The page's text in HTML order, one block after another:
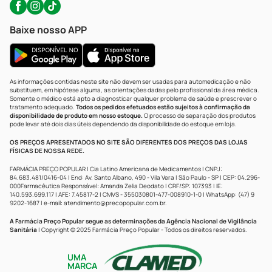
Baixe nosso APP
As informações contidas neste site não devem ser usadas para automedicação e não
substituem, em hipótese alguma, as orientações dadas pelo profissional da área médica.
Somente o médico está apto a diagnosticar qualquer problema de saúde e prescrever o
tratamento adequado. Todos os pedidos efetuados estão sujeitos à confirmação da
disponibilidade de produto em nosso estoque.O processo de separação dos produtos
pode levar até dois dias úteis dependendo da disponibilidade do estoque em loja.
OS PREÇOS APRESENTADOS NO SITE SÃO DIFERENTES DOS PREÇOS DAS LOJAS
FÍSICAS DE NOSSA REDE.
FARMÁCIA PREÇO POPULAR | Cia Latino Americana de Medicamentos | CNPJ:
84.683.481/0416-04 | End: Av. Santo Albano, 490 - Vila Vera | São Paulo - SP | CEP: 04.296-
000Farmacêutica Responsável: Amanda Zelia Deodato | CRF/SP: 107393 | IE:
140.593.699.117 | AFE: 7.45817-2 | CMVS - 355030801-477-008910-1-0 | WhatsApp: (47) 9
9202-1687 | e-mail: atendimento@precopopular.com.br.
A Farmácia Preço Popular segue as determinações da Agência Nacional de Vigilância
Sanitária | Copyright © 2025 Farmácia Preço Popular - Todos os direitos reservados.
UMA
MARCA